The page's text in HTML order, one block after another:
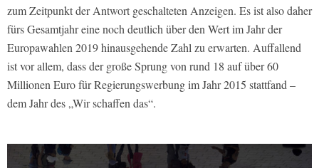
zum Zeitpunkt der Antwort geschalteten Anzeigen. Es ist also daher
fürs Gesamtjahr eine noch deutlich über den Wert im Jahr der
Europawahlen 2019 hinausgehende Zahl zu erwarten. Auffallend
ist vor allem, dass der große Sprung von rund 18 auf über 60
Millionen Euro für Regierungswerbung im Jahr 2015 stattfand –
dem Jahr des „Wir schaffen das“.